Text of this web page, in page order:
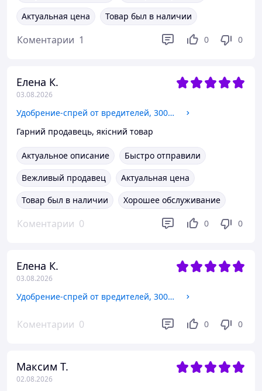
Актуальная цена
Товар был в наличии
Коментарии 1 0 0
Елена К.
03.08.2026
Удобрение-спрей от вредителей, 300мл. ТМ "Kvitofor" Dr. Ефект
Гарний продавець, якісний товар
Актуальное описание
Быстро отправили
Вежливый продавец
Актуальная цена
Товар был в наличии
Хорошее обслуживание
Коментарии 0 0 0
Елена К.
03.08.2026
Удобрение-спрей от вредителей, 300мл. ТМ "Kvitofor" Dr. Ефект
Коментарии 0 0 0
Максим Т.
02.08.2026